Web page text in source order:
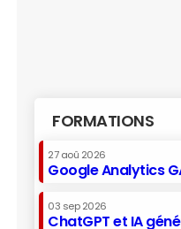
FORMATIONS
27 aoû 2026
Google Analytics
03 sep 2026
ChatGPT et IA